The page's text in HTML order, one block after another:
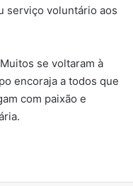
serviço voluntário aos
se voltaram à
encoraja a todos que
com paixão e